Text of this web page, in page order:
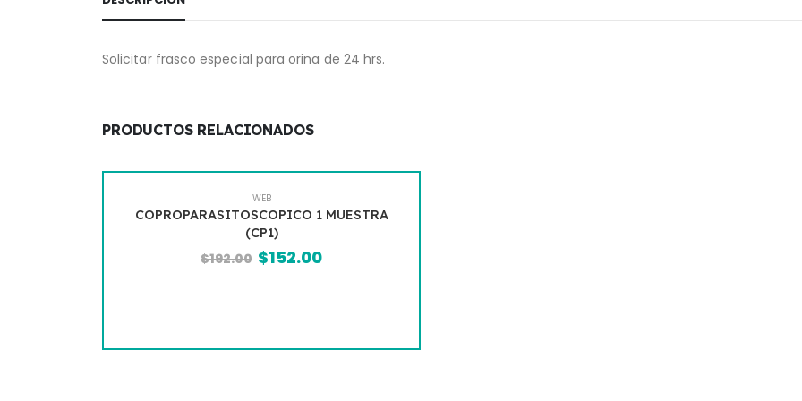
Solicitar frasco especial para orina de 24 hrs.
PRODUCTOS RELACIONADOS
WEB
COPROPARASITOSCOPICO 1 MUESTRA
(CP1)
$192.00 $152.00